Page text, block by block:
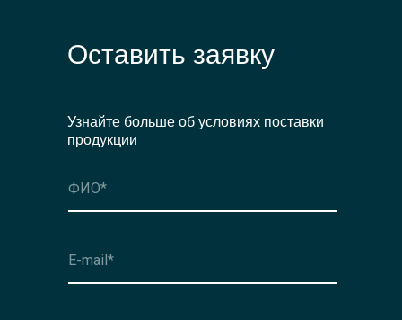
Узнайте больше об условиях поставки
продукции
Оставить заявку
Оформить заявку